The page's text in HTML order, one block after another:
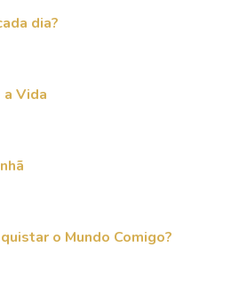
dia?
Vida
o Mundo Comigo?